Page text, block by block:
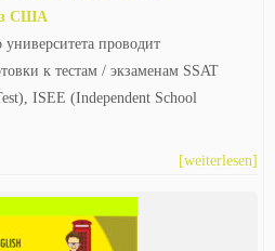
США
университета проводит
к тестам / экзаменам SSAT
ISEE (Independent School
[weiterlesen]